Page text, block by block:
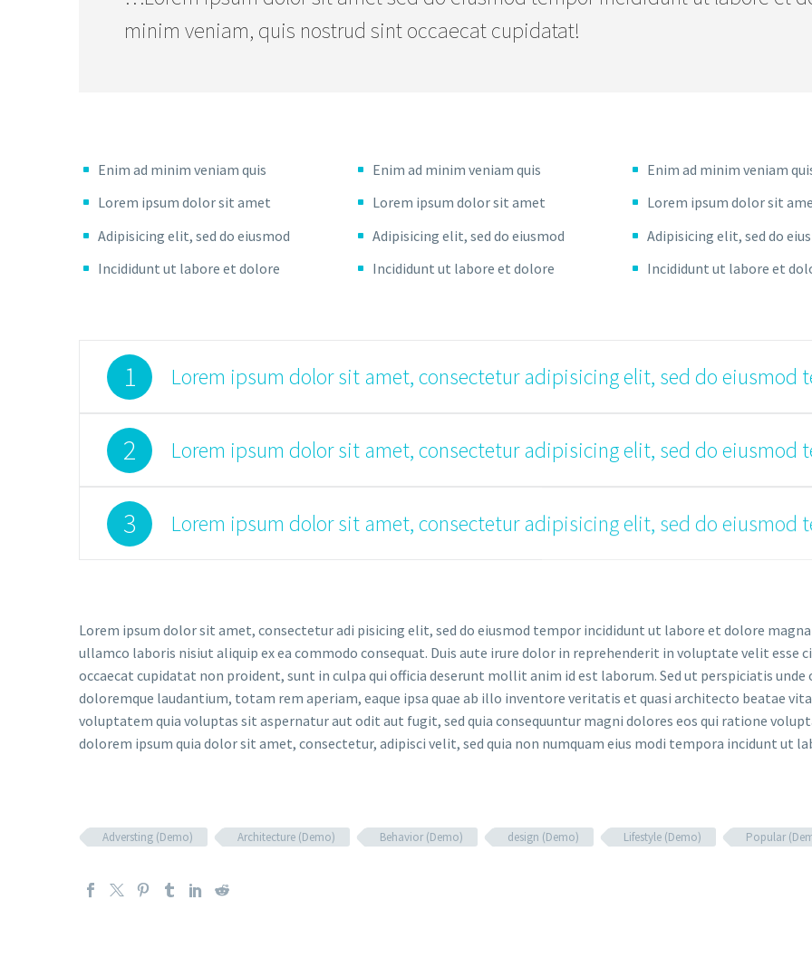
minim veniam, quis nostrud sint occaecat cupidatat!
Enim ad minim veniam quis
Lorem ipsum dolor sit amet
Adipisicing elit, sed do eiusmod
Incididunt ut labore et dolore
Enim ad minim veniam quis
Lorem ipsum dolor sit amet
Adipisicing elit, sed do eiusmod
Incididunt ut labore et dolore
Enim ad minim veniam
Lorem ipsum dolor sit
Adipisicing elit, sed do
Incididunt ut labore et
1 Lorem ipsum dolor sit amet, consectetur adipisicing elit, sed do eiusmod
2 Lorem ipsum dolor sit amet, consectetur adipisicing elit, sed do eiusmod
3 Lorem ipsum dolor sit amet, consectetur adipisicing elit, sed do eiusmod
Lorem ipsum dolor sit amet, consectetur adi pisicing elit, sed do eiusmod tempor incididunt ut labore et dolore
ullamco laboris nisiut aliquip ex ea commodo consequat. Duis aute irure dolor in reprehenderit in voluptate velit
occaecat cupidatat non proident, sunt in culpa qui officia deserunt mollit anim id est laborum. Sed ut perspiciatis
doloremque laudantium, totam rem aperiam, eaque ipsa quae ab illo inventore veritatis et quasi architecto beatae
voluptatem quia voluptas sit aspernatur aut odit aut fugit, sed quia consequuntur magni dolores eos qui ratione
dolorem ipsum quia dolor sit amet, consectetur, adipisci velit, sed quia non numquam eius modi tempora incidunt ut
Adversting (Demo) Architecture (Demo) Behavior (Demo) design (Demo) Lifestyle (Demo) Popular